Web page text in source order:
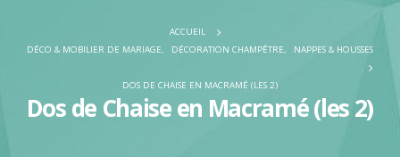
ACCUEIL
DÉCO & MOBILIER DE MARIAGE, DÉCORATION CHAMPÊTRE, NAPPES & HOUSSES
DOS DE CHAISE EN MACRAMÉ (LES 2)
Dos de Chaise en Macramé (les 2)